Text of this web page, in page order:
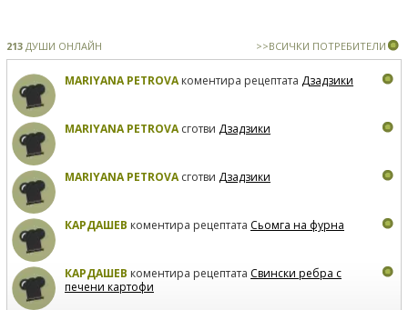
213 ДУШИ ОНЛАЙН >>ВСИЧКИ ПОТРЕБИТЕЛИ
MARIYANA PETROVAкоментира рецептата Дзадзики
MARIYANA PETROVAсготви Дзадзики
MARIYANA PETROVAсготви Дзадзики
КАРДАШЕВ коментира рецептата Сьомга на фурна
КАРДАШЕВ коментира рецептата Свински ребра с
печени картофи